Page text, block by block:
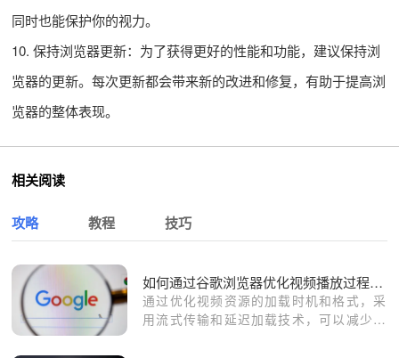
同时也能保护你的视力。
10. 保持浏览器更新：为了获得更好的性能和功能，建议保持浏
览器的更新。每次更新都会带来新的改进和修复，有助于提高浏
览器的整体表现。
相关阅读
攻略 教程 技巧
如何通过谷歌浏览器优化视频播放过程中的延迟
通过优化视频资源的加载时机和格式，采
用流式传输和延迟加载技术，可以减少视